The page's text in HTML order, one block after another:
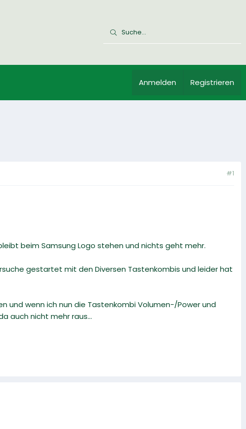
Anmelden Registrieren
#1
beim Samsung Logo stehen und nichts geht mehr.
gestartet mit den Diversen Tastenkombis und leider hat
und wenn ich nun die Tastenkombi Volumen-/Power und
auch nicht mehr raus...